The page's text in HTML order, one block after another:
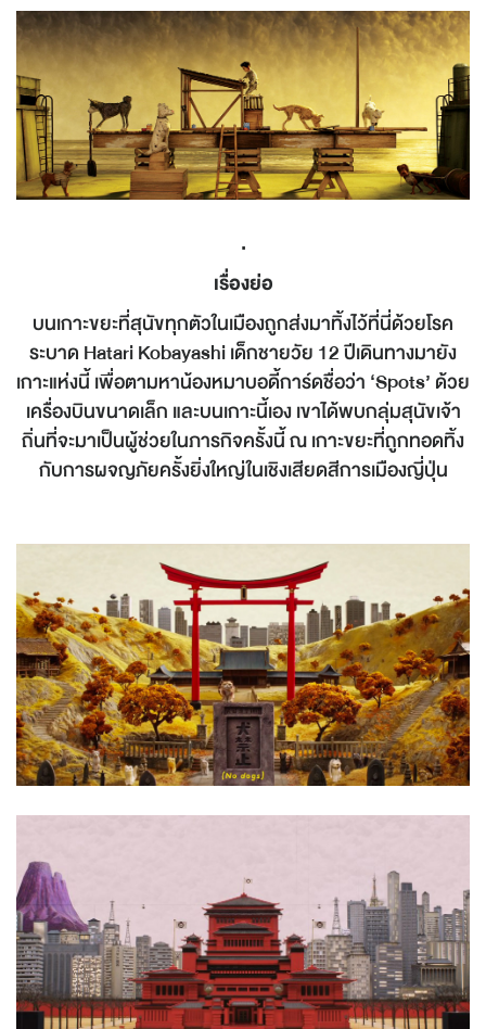
.
เรื่องย่อ
บนเกาะขยะที่สุนัขทุกตัวในเมืองถูกส่งมาทิ้งไว้ที่นี่ด้วยโรค
ระบาด Hatari Kobayashi เด็กชายวัย 12 ปีเดินทางมายัง
เกาะแห่งนี้ เพื่อตามหาน้องหมาบอดี้การ์ดชื่อว่า ‘Spots’ ด้วย
เครื่องบินขนาดเล็ก และบนเกาะนี้เอง เขาได้พบกลุ่มสุนัขเจ้า
ถิ่นที่จะมาเป็นผู้ช่วยในภารกิจครั้งนี้ ณ เกาะขยะที่ถูกทอดทิ้ง
กับการผจญภัยครั้งยิ่งใหญ่ในเชิงเสียดสีการเมืองญี่ปุ่น